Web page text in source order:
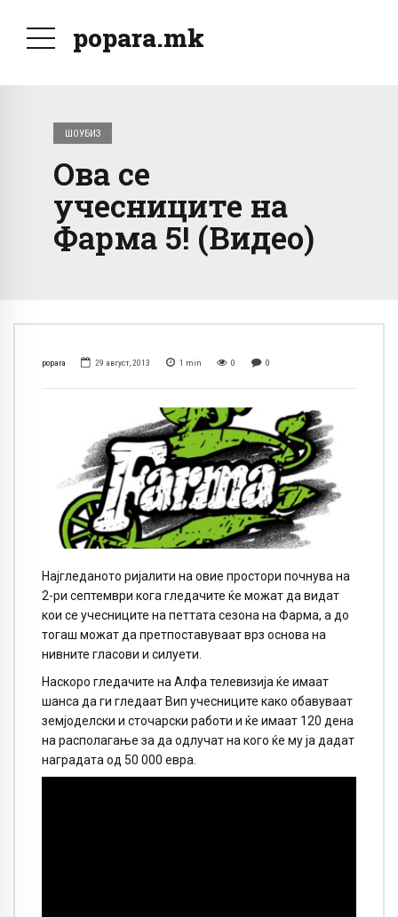
popara.mk
ШОУБИЗ
Ова се
учесниците на
Фарма 5! (Видео)
popara 29 август, 2013 1 min 0 0
Најгледаното ријалити на овие простори почнува на
2-ри септември кога гледачите ќе можат да видат
кои се учесниците на петтата сезона на Фарма, а до
тогаш можат да претпоставуваат врз основа на
нивните гласови и силуети.
Наскоро гледачите на Алфа телевизија ќе имаат
шанса да ги гледаат Вип учесниците како обавуваат
земјоделски и сточарски работи и ќе имаат 120 дена
на располагање за да одлучат на кого ќе му ја дадат
наградата од 50 000 евра.